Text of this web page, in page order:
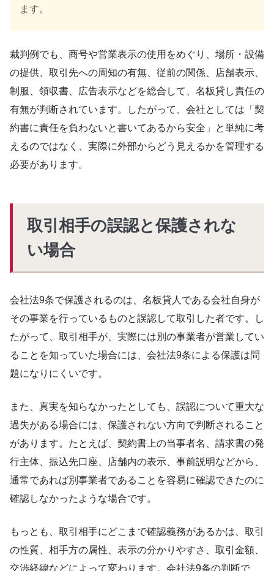
ます。
裁判例でも、商号や営業表示の使用をめぐり、場所・設備
の提供、取引先への周知の有無、従前の関係、店舗表示、
制服、領収書、広告表示などを総合して、名板貸し責任の
有無が判断されています。したがって、会社としては「契
約書に責任を負わないと書いてあるから安全」と単純に考
えるのではなく、実際に外部からどう見えるかを管理する
必要があります。
取引相手の誤認と保護されな
い場合
会社法9条で保護されるのは、名板貸人である会社自身が
その事業を行っているものと誤認して取引した者です。し
たがって、取引相手が、実際には別の事業者が営業してい
ることを知っていた場合には、会社法9条による保護は問
題になりにくいです。
また、真実を知らなかったとしても、誤認について重大な
過失がある場合には、保護されない方向で判断されること
があります。たとえば、契約書上の当事者名、請求書の発
行主体、振込先口座、店舗内の表示、事前説明などから、
通常であれば別事業者であることを容易に確認できたのに
確認しなかったような場合です。
もっとも、取引相手にどこまで確認義務があるかは、取引
の性質、相手方の属性、表示の分かりやすさ、取引金額、
交渉経緯などによって変わります。会社法9条の判断で